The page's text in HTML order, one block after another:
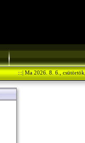
:::| Ma 2026. 8. 6., csütörtök,